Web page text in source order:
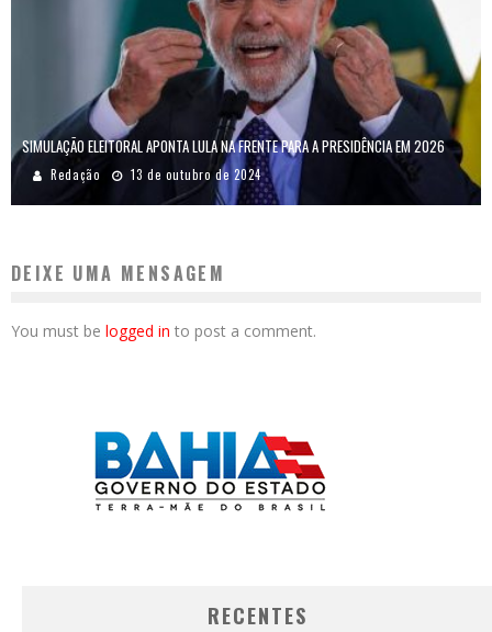
SIMULAÇÃO ELEITORAL APONTA LULA NA FRENTE PARA A PRESIDÊNCIA EM 2026
Redação 13 de outubro de 2024
DEIXE UMA MENSAGEM
You must be logged in to post a comment.
RECENTES